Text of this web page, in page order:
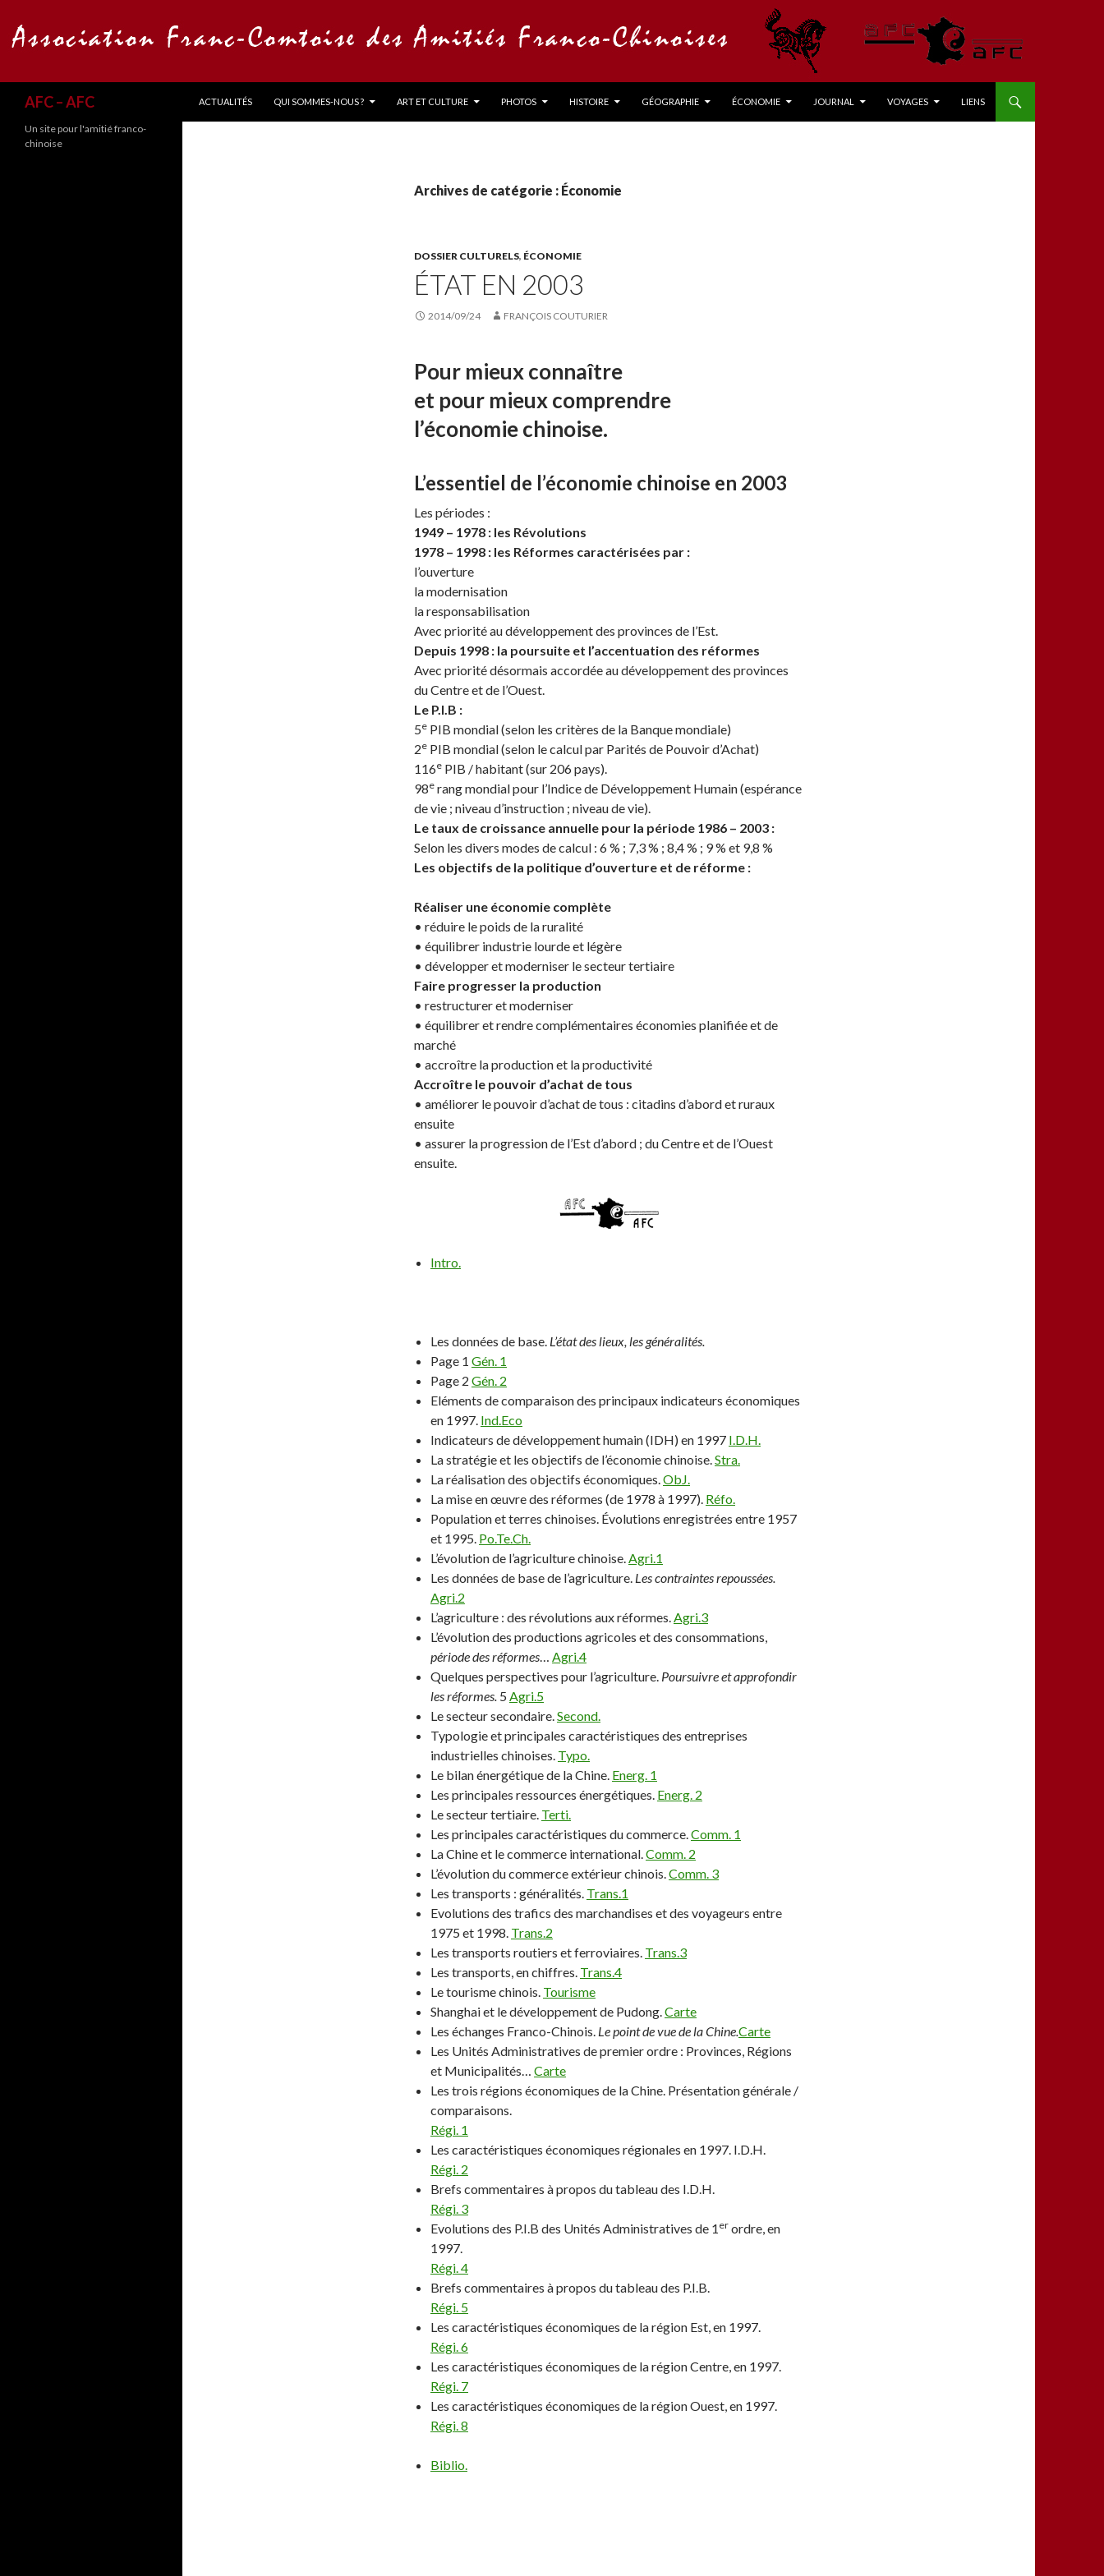
AFC – AFC
ACTUALITÉS
QUI SOMMES-NOUS ? ART ET CULTURE PHOTOS HISTOIRE GÉOGRAPHIE ÉCONOMIE JOURNAL VOYAGES LIENS
Archives de catégorie : Économie
DOSSIER CULTURELS, ÉCONOMIE
ÉTAT EN 2003
2014/09/24 FRANÇOIS COUTURIER
Pour mieux connaître
et pour mieux comprendre
l’économie chinoise.
L’essentiel de l’économie chinoise en 2003
Les périodes :
1949 – 1978 : les Révolutions
1978 – 1998 : les Réformes caractérisées par :
l’ouverture
la modernisation
la responsabilisation
Avec priorité au développement des provinces de l’Est.
Depuis 1998 : la poursuite et l’accentuation des réformes
Avec priorité désormais accordée au développement des provinces
du Centre et de l’Ouest.
Le P.I.B :
5e PIB mondial (selon les critères de la Banque mondiale)
2e PIB mondial (selon le calcul par Parités de Pouvoir d’Achat)
116e PIB / habitant (sur 206 pays).
98e rang mondial pour l’Indice de Développement Humain (espérance
de vie ; niveau d’instruction ; niveau de vie).
Le taux de croissance annuelle pour la période 1986 – 2003 :
Selon les divers modes de calcul : 6 % ; 7,3 % ; 8,4 % ; 9 % et 9,8 %
Les objectifs de la politique d’ouverture et de réforme :
Réaliser une économie complète
• réduire le poids de la ruralité
• équilibrer industrie lourde et légère
• développer et moderniser le secteur tertiaire
Faire progresser la production
• restructurer et moderniser
• équilibrer et rendre complémentaires économies planifiée et de
marché
• accroître la production et la productivité
Accroître le pouvoir d’achat de tous
• améliorer le pouvoir d’achat de tous : citadins d’abord et ruraux
ensuite
• assurer la progression de l’Est d’abord ; du Centre et de l’Ouest
ensuite.
Intro.
Les données de base. L’état des lieux, les généralités.
Page 1 Gén. 1
Page 2 Gén. 2
Eléments de comparaison des principaux indicateurs économiques
en 1997. Ind.Eco
Indicateurs de développement humain (IDH) en 1997 I.D.H.
La stratégie et les objectifs de l’économie chinoise.Stra.
La réalisation des objectifs économiques.ObJ.
La mise en œuvre des réformes (de 1978 à 1997). Réfo.
Population et terres chinoises. Évolutions enregistrées entre 1957
et 1995. Po.Te.Ch.
L’évolution de l’agriculture chinoise.Agri.1
Les données de base de l’agriculture. Les contraintes repoussées.
Agri.2
L’agriculture : des révolutions aux réformes.Agri.3
L’évolution des productions agricoles et des consommations,
période des réformes… Agri.4
Quelques perspectives pour l’agriculture. Poursuivre et approfondir
les réformes. 5 Agri.5
Le secteur secondaire.Second.
Typologie et principales caractéristiques des entreprises
industrielles chinoises. Typo.
Le bilan énergétique de la Chine. Energ. 1
Les principales ressources énergétiques. Energ. 2
Le secteur tertiaire. Terti.
Les principales caractéristiques du commerce.Comm. 1
La Chine et le commerce international.Comm. 2
L’évolution du commerce extérieur chinois.Comm. 3
Les transports : généralités. Trans.1
Evolutions des trafics des marchandises et des voyageurs entre
1975 et 1998. Trans.2
Les transports routiers et ferroviaires. Trans.3
Les transports, en chiffres. Trans.4
Le tourisme chinois. Tourisme
Shanghai et le développement de Pudong.Carte
Les échanges Franco-Chinois. Le point de vue de la Chine.Carte
Les Unités Administratives de premier ordre : Provinces, Régions
et Municipalités… Carte
Les trois régions économiques de la Chine. Présentation générale /
comparaisons.
Régi. 1
Les caractéristiques économiques régionales en 1997. I.D.H.
Régi. 2
Brefs commentaires à propos du tableau des I.D.H.
Régi. 3
Evolutions des P.I.B des Unités Administratives de 1 er ordre, en
1997.
Régi. 4
Brefs commentaires à propos du tableau des P.I.B.
Régi. 5
Les caractéristiques économiques de la région Est, en 1997.
Régi. 6
Les caractéristiques économiques de la région Centre, en 1997.
Régi. 7
Les caractéristiques économiques de la région Ouest, en 1997.
Régi. 8
Biblio.
Un site pour l'amitié franco-
chinoise